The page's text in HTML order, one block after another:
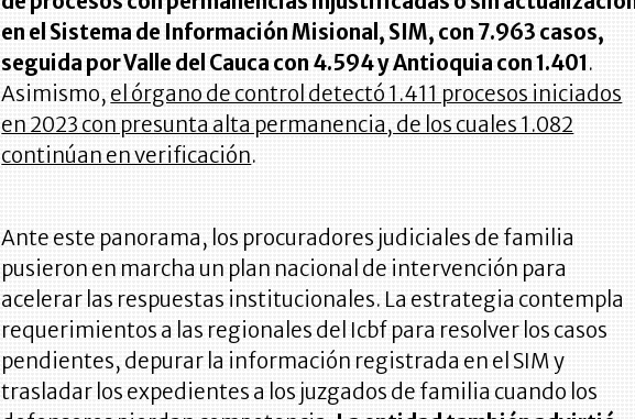
en el Sistema de Información Misional, SIM, con 7.963 casos,
seguida por Valle del Cauca con 4.594 y Antioquia con 1.401.
Asimismo, el órgano de control detectó 1.411 procesos iniciados
en 2023 con presunta alta permanencia, de los cuales 1.082
continúan en verificación.
Ante este panorama, los procuradores judiciales de familia
pusieron en marcha un plan nacional de intervención para
acelerar las respuestas institucionales. La estrategia contempla
requerimientos a las regionales del Icbf para resolver los casos
pendientes, depurar la información registrada en el SIM y
trasladar los expedientes a los juzgados de familia cuando los